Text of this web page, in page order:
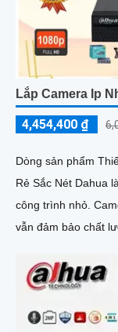
Lắp Camera Ip
4,454,400 ₫
Dòng sản phẩm
Rẻ Sắc Nét Dahua
công trình nhỏ. Camera này được thiết kế đẹp, giá rẻ nhưng
vẫn đảm bảo chất